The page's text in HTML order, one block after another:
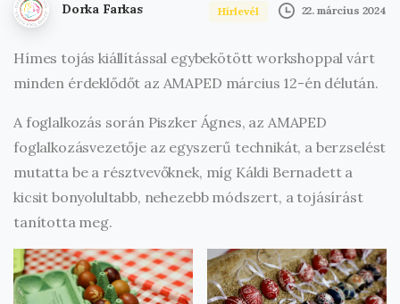
Dorka Farkas Hírlevél 22. március 2024
Hímes tojás kiállítással egybekötött workshoppal várt
minden érdeklődőt az AMAPED március 12-én délután.
A foglalkozás során Piszker Ágnes, az AMAPED
foglalkozásvezetője az egyszerű technikát, a berzselést
mutatta be a résztvevőknek, míg Káldi Bernadett a
kicsit bonyolultabb, nehezebb módszert, a tojásírást
tanította meg.